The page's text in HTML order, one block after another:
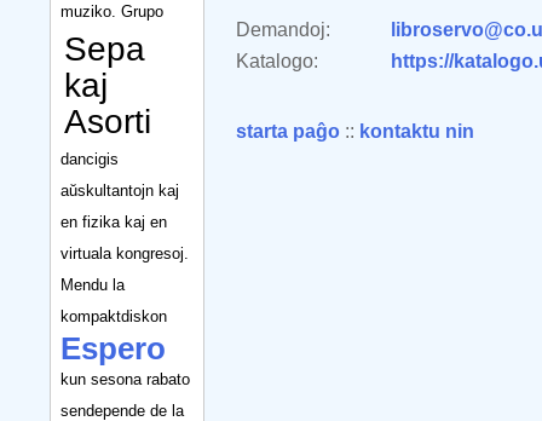
muziko. Grupo
Sepa
kaj
Asorti
dancigis
aŭskultantojn kaj
en fizika kaj en
virtuala kongresoj.
Mendu la
kompaktdiskon
Espero
kun sesona rabato
sendepende de la
Demandoj:
Katalogo:
https://
starta paĝo :: kontaktu nin